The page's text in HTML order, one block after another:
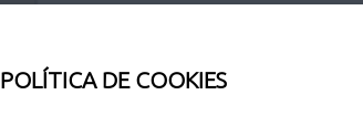
POLÍTICA DE COOKIES